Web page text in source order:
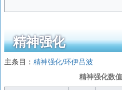
精神强化
主条目： 精神强化/环伊吕波
精神强化数